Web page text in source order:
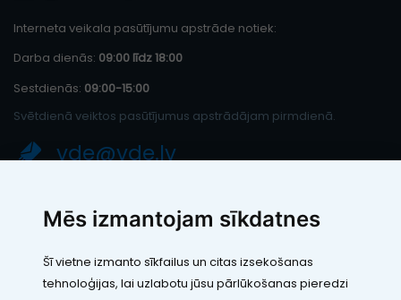
Mēs izmantojam sīkdatnes
Šī vietne izmanto sīkfailus un citas izsekošanas
tehnoloģijas, lai uzlabotu jūsu pārlūkošanas pieredzi
Interneta veikala pasūtījumu apstrāde notiek:
Darba dienās: 09:00 līdz 18:00
Sestdienās: 09:00-15:00
Svētdienā veiktos pasūtījumus apstrādājam pirmdienā.
vde@vde.lv
SIA "LEIC TH"
Reģ. Nr.: 40103394280
Juridiskā adrese: Rāmuļu iela 33, Rīga, LV-1005
Banka: Paysera LT, UAB